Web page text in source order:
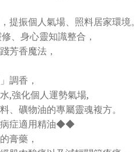
提振個人氣場、照料居家環境
、身心靈知識整合，
芳香魔法，
調香，
,強化個人運勢氣場,
、礦物油的專屬靈魂複方。
症適用精油◆◆
膏藥，